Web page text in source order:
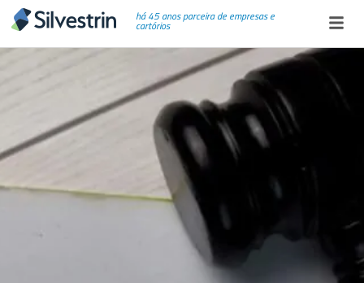
há 45 anos parceira de empresas e
cartórios